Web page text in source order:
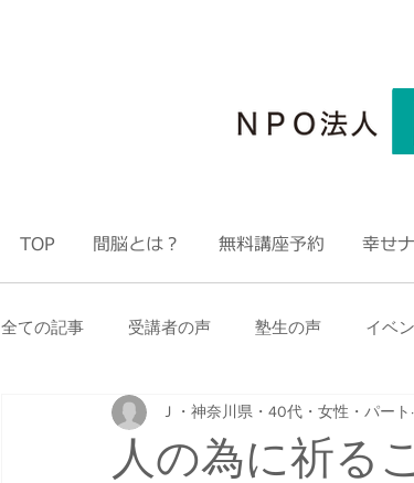
TOP 間脳とは？ 無料講座予約 幸せ
全ての記事 受講者の声 塾生の声 イベ
塾生限定 ステップアップ会
人の為に祈る
Ｊ・神奈川県・40代・女性・パート